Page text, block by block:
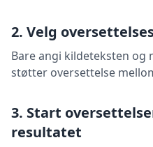
2. Velg
Bare angi kildeteksten og
støtter oversettelse
3. Start
resultatet